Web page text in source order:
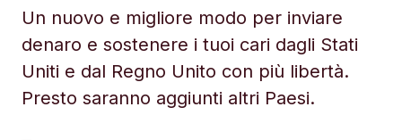
Un nuovo e migliore modo per inviare
denaro e sostenere i tuoi cari dagli Stati
Uniti e dal Regno Unito con più libertà.
Presto saranno aggiunti altri Paesi.